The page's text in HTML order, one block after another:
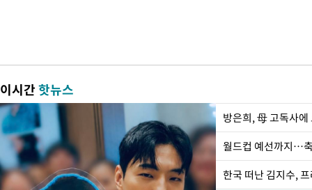
이시간핫뉴스
방은희, 母 고독사
월드컵 예선까지…
한국 떠난 김지수,